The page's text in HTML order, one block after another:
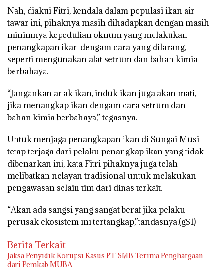
Nah, diakui Fitri, kendala dalam populasi ikan air
tawar ini, pihaknya masih dihadapkan dengan masih
minimnya kepedulian oknum yang melakukan
penangkapan ikan dengam cara yang dilarang,
seperti mengunakan alat setrum dan bahan kimia
berbahaya.
“Jangankan anak ikan, induk ikan juga akan mati,
jika menangkap ikan dengam cara setrum dan
bahan kimia berbahaya,” tegasnya.
Untuk menjaga penangkapan ikan di Sungai Musi
tetap terjaga dari pelaku penangkap ikan yang tidak
dibenarkan ini, kata Fitri pihaknya juga telah
melibatkan nelayan tradisional untuk melakukan
pengawasan selain tim dari dinas terkait.
“Akan ada sangsi yang sangat berat jika pelaku
perusak ekosistem ini tertangkap,”tandasnya.(gS1)
Berita Terkait
Jaksa Penyidik Korupsi Kasus PT SMB Terima Penghargaan
dari Pemkab MUBA